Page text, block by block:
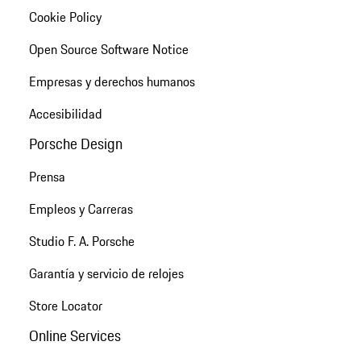
Cookie Policy
Open Source Software Notice
Empresas y derechos humanos
Accesibilidad
Porsche Design
Prensa
Empleos y Carreras
Studio F. A. Porsche
Garantía y servicio de relojes
Store Locator
Online Services